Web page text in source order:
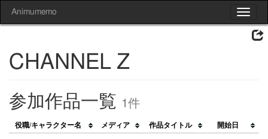
Toggle
Animumemo
CHANNEL Z
参加作品一覧 1件
役職/キャラクター名 メディア 作品タイトル 開始日